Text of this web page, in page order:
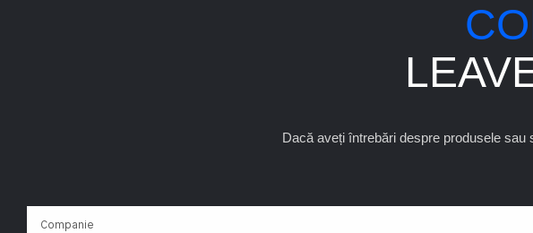
Dacă aveți întrebări despre produsele
Companie